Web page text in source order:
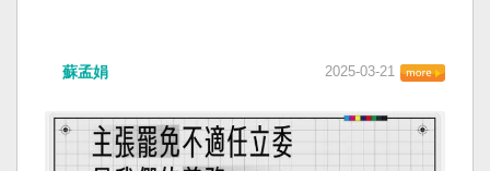
蘇孟娟 2025-03-21